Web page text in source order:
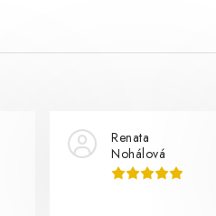
Renata
Nohálová